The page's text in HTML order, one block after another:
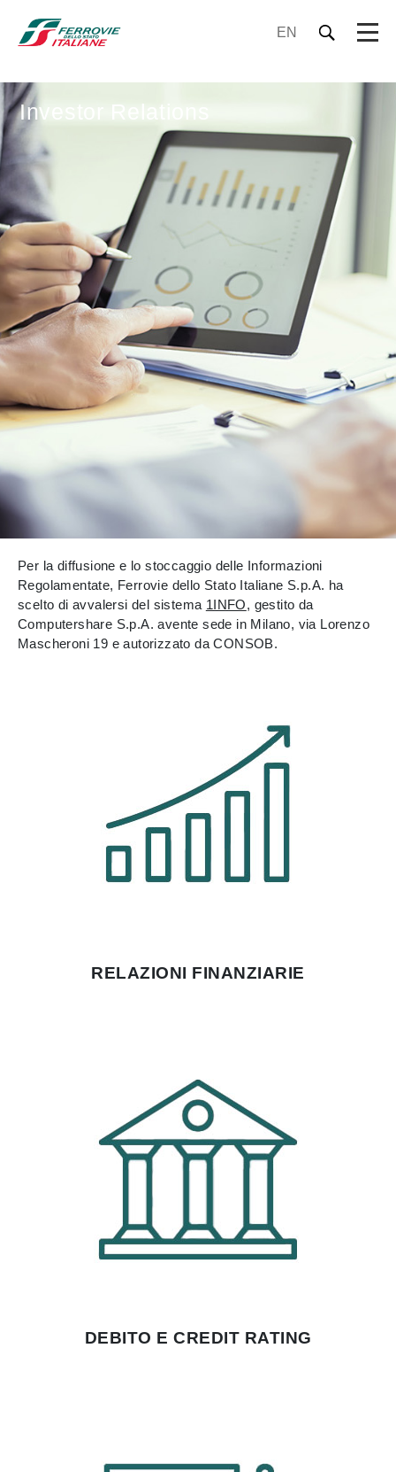
EN
Investor Relations
Per la diffusione e lo stoccaggio delle Informazioni
Regolamentate, Ferrovie dello Stato Italiane S.p.A. ha
scelto di avvalersi del sistema 1INFO, gestito da
Computershare S.p.A. avente sede in Milano, via Lorenzo
Mascheroni 19 e autorizzato da CONSOB.
RELAZIONI FINANZIARIE
DEBITO E CREDIT RATING